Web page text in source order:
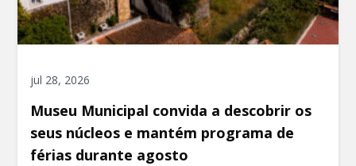
jul 28, 2026
Museu Municipal convida a descobrir os
seus núcleos e mantém programa de
férias durante agosto